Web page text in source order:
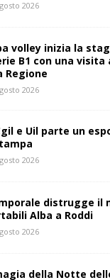
2026
volley inizia la
B1 con una
Regione
2026
e Uil parte un
2026
distrugge il
Alba a Roddi
2026
della Notte